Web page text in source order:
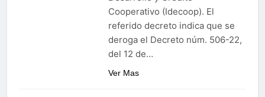
Cooperativo (Idecoop). El
referido decreto indica que se
deroga el Decreto núm. 506-22,
del 12 de…
Ver Mas